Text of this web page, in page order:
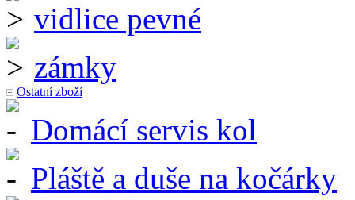
vidlice pevné
zámky
Ostatní zboží
Domácí servis kol
Pláště a duše na kočárky